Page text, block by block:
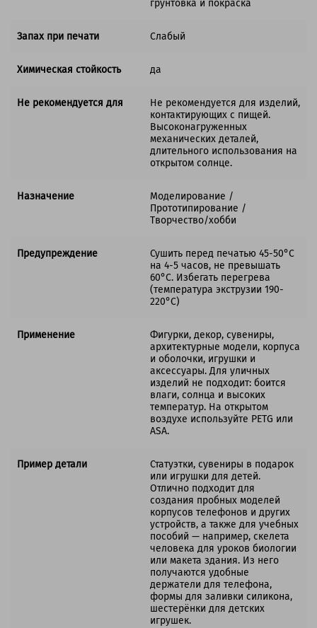
грунтовка и покраска
Запах при печати Слабый
Химическая стойкость да
Не рекомендуется для
Не рекомендуется для изделий,
контактирующих с пищей.
Высоконагруженных
механических деталей,
длительного использования на
открытом солнце.
Назначение
Моделирование /
Прототипирование /
Творчество/хобби
Предупреждение
Сушить перед печатью 45-50°C
на 4-5 часов, не превышать
60°C. Избегать перегрева
(температура экструзии 190-
220°C)
Применение
Фигурки, декор, сувениры,
архитектурные модели, корпуса
и оболочки, игрушки и
аксессуары. Для уличных
изделий не подходит: боится
влаги, солнца и высоких
температур. На открытом
воздухе используйте PETG или
ASA.
Пример детали
Статуэтки, сувениры в подарок
или игрушки для детей.
Отлично подходит для
создания пробных моделей
корпусов телефонов и других
устройств, а также для учебных
пособий — например, скелета
человека для уроков биологии
или макета здания. Из него
получаются удобные
держатели для телефона,
формы для заливки силикона,
шестерёнки для детских
игрушек.